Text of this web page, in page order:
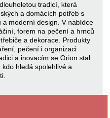
tradicí, která
a domácích potřeb s
a moderní design. V nabídce
forem na pečení a hrnců
a dekorace. Produkty
pečení i organizaci
a inovacím se Orion stal
hledá spolehlivé a